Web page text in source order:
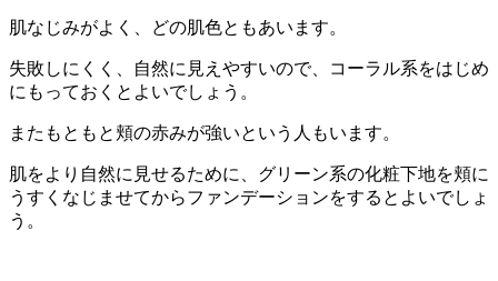
肌なじみがよく、どの肌色ともあいます。
失敗しにくく、自然に見えやすいので、コーラル系をはじめ
にもっておくとよいでしょう。
またもともと頬の赤みが強いという人もいます。
肌をより自然に見せるために、グリーン系の化粧下地を頬に
うすくなじませてからファンデーションをするとよいでしょ
う。